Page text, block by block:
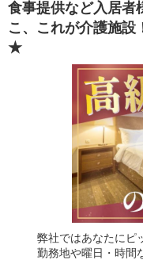
食事提供など入居者
こ、これが介護施設
★
弊社ではあなたにピ
勤務地や曜日・時間